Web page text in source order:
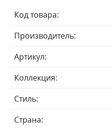
Код товара:
Производитель:
Артикул:
Коллекция:
Стиль:
Страна: